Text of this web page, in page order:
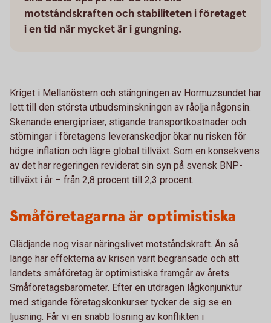
motståndskraften och stabiliteten i företaget
i en tid när mycket är i gungning.
Kriget i Mellanöstern och stängningen av Hormuzsundet har
lett till den största utbudsminskningen av råolja någonsin.
Skenande energipriser, stigande transportkostnader och
störningar i företagens leveranskedjor ökar nu risken för
högre inflation och lägre global tillväxt. Som en konsekvens
av det har regeringen reviderat sin syn på svensk BNP-
tillväxt i år – från 2,8 procent till 2,3 procent.
Småföretagarna är optimistiska
Glädjande nog visar näringslivet motståndskraft. Än så
länge har effekterna av krisen varit begränsade och att
landets småföretag är optimistiska framgår av årets
Småföretagsbarometer. Efter en utdragen lågkonjunktur
med stigande företagskonkurser tycker de sig se en
ljusning. Får vi en snabb lösning av konflikten i